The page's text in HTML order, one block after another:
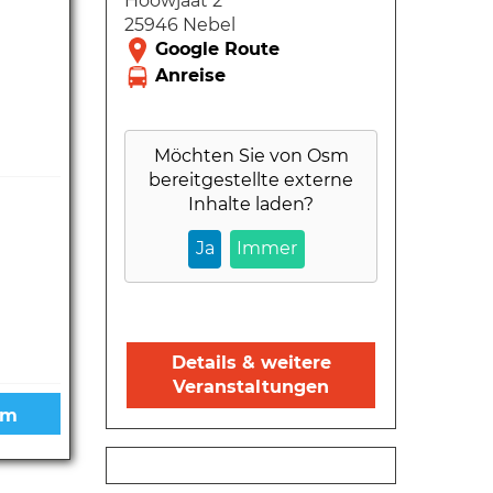
25946 Nebel
Möchten Sie von Osm
bereitgestellte externe
Inhalte laden?
Ja Immer
Details & weitere
Veranstaltungen